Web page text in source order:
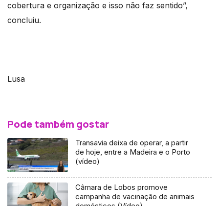
cobertura e organização e isso não faz sentido”,
concluiu.
Lusa
Pode também gostar
Transavia deixa de operar, a partir
de hoje, entre a Madeira e o Porto
(vídeo)
Câmara de Lobos promove
campanha de vacinação de animais